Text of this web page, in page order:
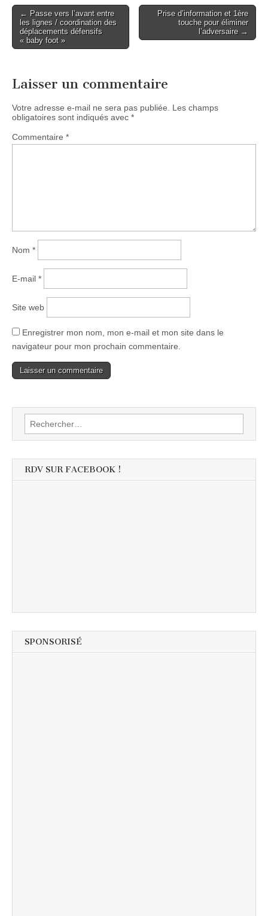
Post
navigation
← Passe vers l’avant entre
les lignes / coordination des
déplacements défensifs
« baby foot »
Prise d’information et 1ère
touche pour éliminer
l’adversaire →
Laisser un commentaire
Votre adresse e-mail ne sera pas publiée.
Les champs
obligatoires sont indiqués avec *
Commentaire *
Nom *
E-mail *
Site web
Enregistrer mon nom, mon e-mail et mon site dans le
navigateur pour mon prochain commentaire.
Rechercher :
RDV SUR FACEBOOK !
SPONSORISÉ